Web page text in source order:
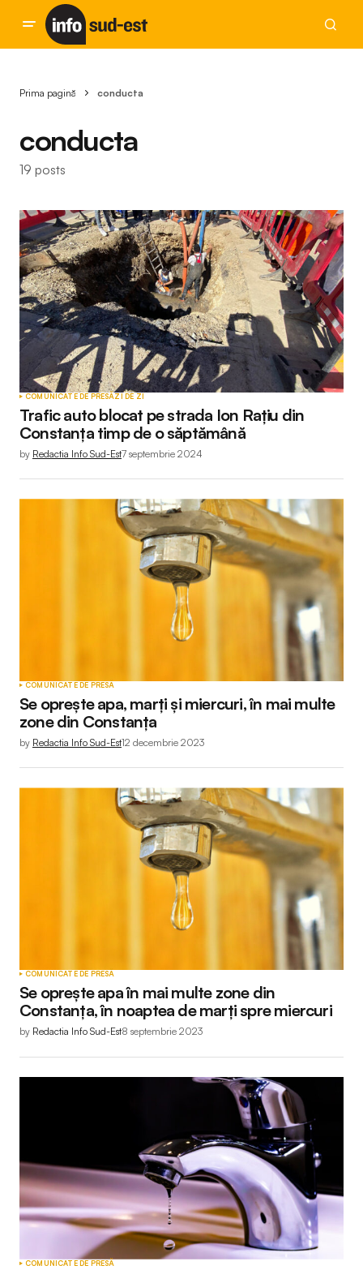
Prima pagină conducta
conducta
19 posts
COMUNICATE DE PRESĂZI DE ZI
Trafic auto blocat pe strada Ion Rațiu din
Constanța timp de o săptămână
by Redactia Info Sud-Est7 septembrie 2024
COMUNICATE DE PRESĂ
Se oprește apa, marți și miercuri, în mai multe
zone din Constanța
by Redactia Info Sud-Est12 decembrie 2023
COMUNICATE DE PRESĂ
Se oprește apa în mai multe zone din
Constanța, în noaptea de marți spre miercuri
by Redactia Info Sud-Est8 septembrie 2023
COMUNICATE DE PRESĂ